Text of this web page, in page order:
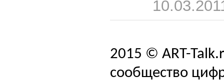
2015 © ART-
сообщество